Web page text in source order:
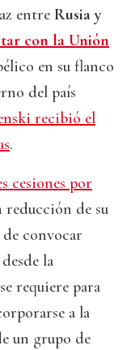
entre Rusia y
con la Unión
en su flanco
del país
recibió el
.
cesiones por
de su
convocar
la
requiere para
a la
un grupo de